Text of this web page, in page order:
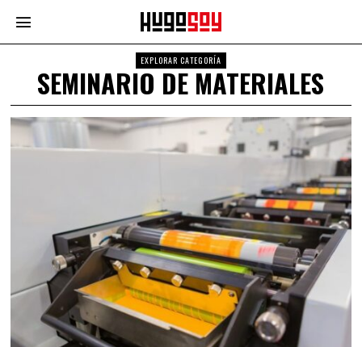
EXPLORAR CATEGORÍA
SEMINARIO DE MATERIALES